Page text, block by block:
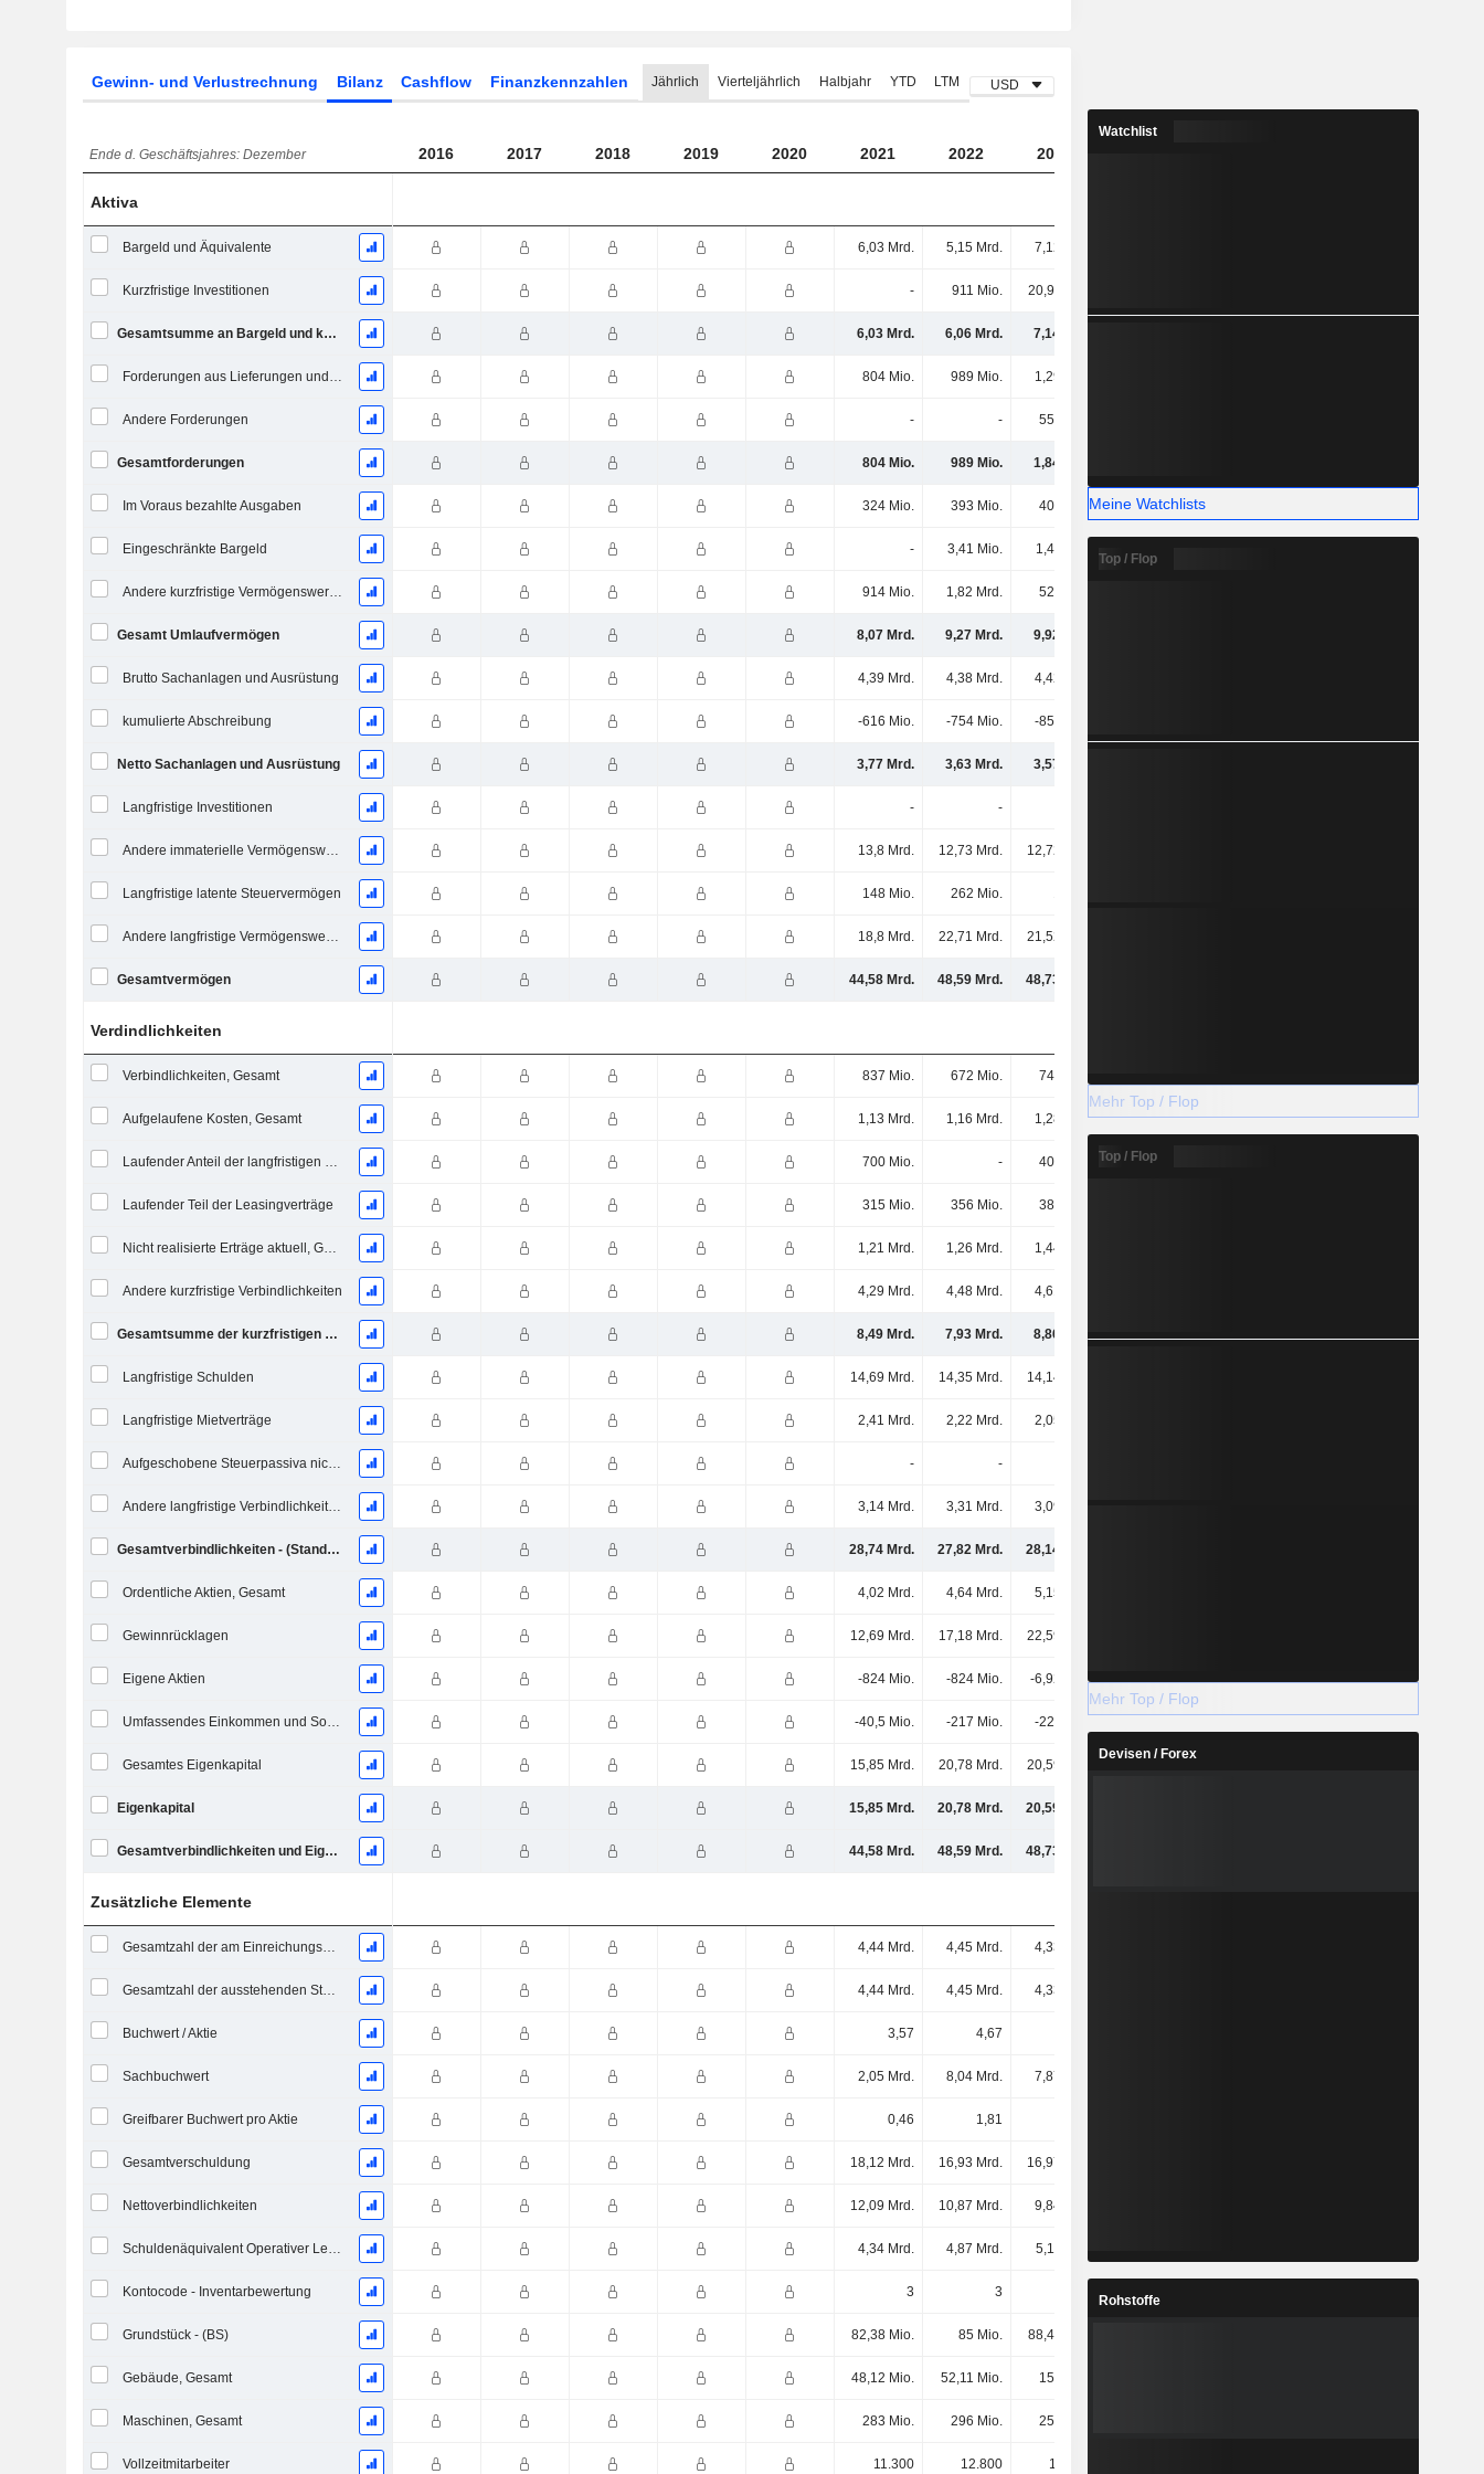
Gewinn- und Verlustrechnung Bilanz Cashflow Finanzkennzahlen Jährlich Vierteljährlich Halbjahr YTD LTM USD
Ende d. Geschäftsjahres: Dezember 2016 2017 2018 2019 2020 2021 2022 2023
Aktiva
Bargeld und Äquivalente 6,03 Mrd. 5,15 Mrd. 7,12 Mrd.
Kurzfristige Investitionen - 911 Mio. 20,97 Mio.
Gesamtsumme an Bargeld und kurzfristigen Investitionen 6,03 Mrd. 6,06 Mrd. 7,14 Mrd.
Forderungen aus Lieferungen und Leistungen, Gesamt 804 Mio. 989 Mio. 1,29 Mrd.
Andere Forderungen - - 555 Mio.
Gesamtforderungen 804 Mio. 989 Mio. 1,84 Mrd.
Im Voraus bezahlte Ausgaben 324 Mio. 393 Mio. 409 Mio. 432 Mio.
Eingeschränkte Bargeld - 3,41 Mio. 1,47 Mio.
Andere kurzfristige Vermögenswerte, Gesamt 914 Mio. 1,82 Mrd. 528 Mio.
Gesamt Umlaufvermögen 8,07 Mrd. 9,27 Mrd. 9,92 Mrd.
Brutto Sachanlagen und Ausrüstung 4,39 Mrd. 4,38 Mrd. 4,42 Mrd.
kumulierte Abschreibung -616 Mio. -754 Mio. -855 Mio.
Netto Sachanlagen und Ausrüstung 3,77 Mrd. 3,63 Mrd. 3,57 Mrd.
Langfristige Investitionen - -
Andere immaterielle Vermögenswerte, Gesamt 13,8 Mrd. 12,73 Mrd. 12,72 Mrd.
Langfristige latente Steuervermögen 148 Mio. 262 Mio.
Andere langfristige Vermögenswerte, Gesamt 18,8 Mrd. 22,71 Mrd. 21,52 Mrd.
Gesamtvermögen 44,58 Mrd. 48,59 Mrd. 48,73 Mrd.
Verdindlichkeiten
Verbindlichkeiten, Gesamt 837 Mio. 672 Mio. 747 Mio.
Aufgelaufene Kosten, Gesamt 1,13 Mrd. 1,16 Mrd. 1,28 Mrd. 1,41 Mrd. 2,32 Mrd.
Laufender Anteil der langfristigen Verschuldung 700 Mio. - 400 Mio. 1,78 Mrd.
Laufender Teil der Leasingverträge 315 Mio. 356 Mio. 383 Mio.
Nicht realisierte Erträge aktuell, Gesamt 1,21 Mrd. 1,26 Mrd. 1,44 Mrd.
Andere kurzfristige Verbindlichkeiten 4,29 Mrd. 4,48 Mrd. 4,61 Mrd.
Gesamtsumme der kurzfristigen Verbindlichkeiten 8,49 Mrd. 7,93 Mrd. 8,86 Mrd.
Langfristige Schulden 14,69 Mrd. 14,35 Mrd. 14,14 Mrd.
Langfristige Mietverträge 2,41 Mrd. 2,22 Mrd. 2,05 Mrd.
Aufgeschobene Steuerpassiva nicht aktuell - -
Andere langfristige Verbindlichkeiten 3,14 Mrd. 3,31 Mrd. 3,09 Mrd.
Gesamtverbindlichkeiten - (Standard / Utility Vorlage) 28,74 Mrd. 27,82 Mrd. 28,14 Mrd.
Ordentliche Aktien, Gesamt 4,02 Mrd. 4,64 Mrd. 5,15 Mrd.
Gewinnrücklagen 12,69 Mrd. 17,18 Mrd. 22,59 Mrd.
Eigene Aktien -824 Mio. -824 Mio. -6,92 Mrd. -13,17 Mrd. -22,37 Mrd.
Umfassendes Einkommen und Sonstiges -40,5 Mio. -217 Mio. -224 Mio.
Gesamtes Eigenkapital 15,85 Mrd. 20,78 Mrd. 20,59 Mrd.
Eigenkapital 15,85 Mrd. 20,78 Mrd. 20,59 Mrd.
Gesamtverbindlichkeiten und Eigenkapital 44,58 Mrd. 48,59 Mrd. 48,73 Mrd.
Zusätzliche Elemente
Gesamtzahl der am Einreichungsdatum ausstehenden Aktien 4,44 Mrd. 4,45 Mrd. 4,33 Mrd.
Gesamtzahl der ausstehenden Stammaktien 4,44 Mrd. 4,45 Mrd. 4,33 Mrd.
Buchwert / Aktie 3,57 4,67
Sachbuchwert 2,05 Mrd. 8,04 Mrd. 7,87 Mrd.
Greifbarer Buchwert pro Aktie 0,46 1,81
Gesamtverschuldung 18,12 Mrd. 16,93 Mrd. 16,97 Mrd.
Nettoverbindlichkeiten 12,09 Mrd. 10,87 Mrd. 9,84 Mrd.
Schuldenäquivalent Operativer Leasingverträge 4,34 Mrd. 4,87 Mrd. 5,11 Mrd.
Kontocode - Inventarbewertung 3 3
Grundstück - (BS) 82,38 Mio. 85 Mio. 88,43 Mio.
Gebäude, Gesamt 48,12 Mio. 52,11 Mio. 151 Mio.
Maschinen, Gesamt 283 Mio. 296 Mio. 254 Mio.
Vollzeitmitarbeiter 11.300 12.800 13.000
Watchlist
Meine Watchlists
Top / Flop
Mehr Top / Flop
Top / Flop
Mehr Top / Flop
Devisen / Forex
Rohstoffe